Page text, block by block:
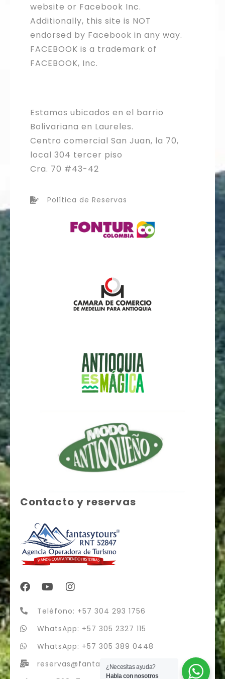
website or Facebook Inc.
Additionally, this site is NOT
endorsed by Facebook in any way.
FACEBOOK is a trademark of
FACEBOOK, Inc.
Estamos ubicados en el barrio
Bolivariana en Laureles.
Centro comercial San Juan, la 70,
local 304 tercer piso
Cra. 70 #43-42
Política de Reservas
Contacto y reservas
Teléfono: +57 304 293 1756
WhatsApp: +57 305 2327 115
WhatsApp: +57 305 389 0448
reservas@fantasytours.co
¿Necesitas ayuda?
Habla con nosotros